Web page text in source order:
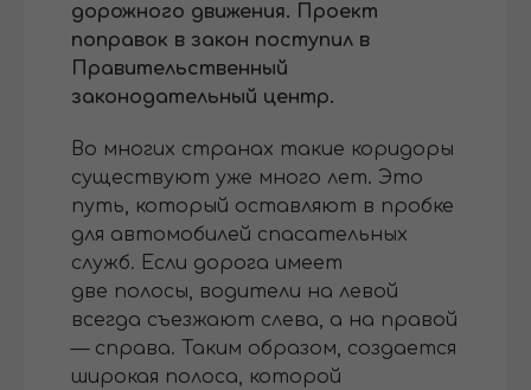
дорожного движения. Проект
поправок в закон поступил в
Правительственный
законодательный центр.
Во многих странах такие коридоры
существуют уже много лет. Это
путь, который оставляют в пробке
для автомобилей спасательных
служб. Если дорога имеет
две полосы, водители на левой
всегда съезжают слева, а на правой
— справа. Таким образом, создается
широкая полоса, которой